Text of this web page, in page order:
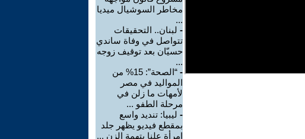
مخاطر السوشيال ميديا
...
- لبنان.. التحقيقات
تتواصل في وفاة ساندي
حسيّان بعد توقيف زوجه
...
-
“الصحة”: 15% من
المواليد في مصر
لأمهات ما زلن في
مرحلة الطفو ...
- ليبيا: تنديد واسع
بمقطع فيديو يظهر جلد
امرأة علنا بتهمة الزن ...